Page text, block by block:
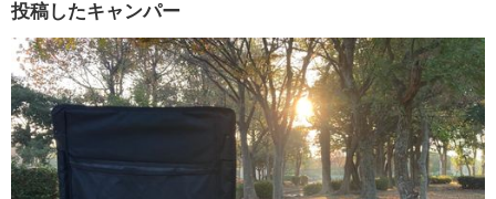
投稿したキャンパー